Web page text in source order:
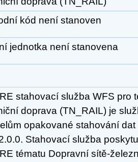
kód není stanoven
jednotka není stanovena
stahovací služba WFS pro
doprava (TN_RAIL) je
opakované stahování
Stahovací služba
tématu Dopravní sítě-